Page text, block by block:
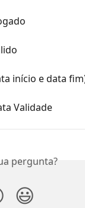
início e data
Validade
pergunta?
😃